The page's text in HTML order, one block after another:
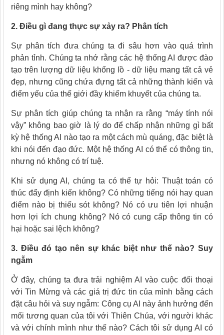
riêng mình hay không?
2. Điều gì đang thực sự xảy ra? Phân tích
Sự phân tích đưa chúng ta đi sâu hơn vào quá trình
phản tỉnh. Chúng ta nhớ rằng các hệ thống AI được đào
tạo trên lượng dữ liệu khổng lồ - dữ liệu mang tất cả vẻ
đẹp, nhưng cũng chứa đựng tất cả những thành kiến ​​và
điểm yếu của thế giới đầy khiếm khuyết của chúng ta.
Sự phân tích giúp chúng ta nhận ra rằng “máy tính nói
vậy” không bao giờ là lý do để chấp nhận những gì bất
kỳ hệ thống AI nào tạo ra một cách mù quáng, đặc biệt là
khi nói đến đạo đức. Một hệ thống AI có thể có thông tin,
nhưng nó không có trí tuệ.
Khi sử dụng AI, chúng ta có thể tự hỏi: Thuật toán có
thúc đẩy định kiến ​​không? Có những tiếng nói hay quan
điểm nào bị thiếu sót không? Nó có ưu tiên lợi nhuận
hơn lợi ích chung không? Nó có cung cấp thông tin có
hại hoặc sai lệch không?
3. Điều đó tạo nên sự khác biệt như thế nào? Suy
ngẫm
Ở đây, chúng ta đưa trải nghiệm AI vào cuộc đối thoại
với Tin Mừng và các giá trị đức tin của mình bằng cách
đặt câu hỏi và suy ngẫm: Công cụ AI này ảnh hưởng đến
mối tương quan của tôi với Thiên Chúa, với người khác
và với chính mình như thế nào? Cách tôi sử dụng AI có